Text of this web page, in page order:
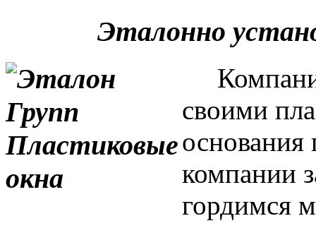
Эталонно
своими
основания
компании
гордимся